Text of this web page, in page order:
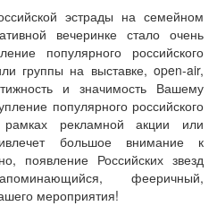
эстрады на семейном
вечеринке стало очень
популярного российского
группы на выставке, open-air,
и значимость Вашему
популярного российского
рекламной акции или
большое внимание к
появление Российских звезд
фееричный,
мероприятия!